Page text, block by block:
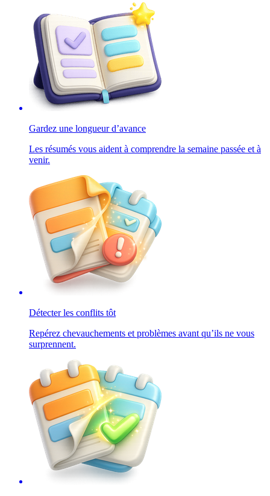
Gardez une longueur d’avance
Les résumés vous aident à comprendre la semaine passée et à
venir.
Détecter les conflits tôt
Repérez chevauchements et problèmes avant qu’ils ne vous
surprennent.